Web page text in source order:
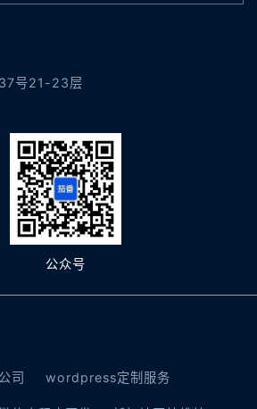
号21-23层
公众号
司 wordpress定制服务